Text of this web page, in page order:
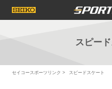
スピー
セイコースポーツリンク スピードスケート